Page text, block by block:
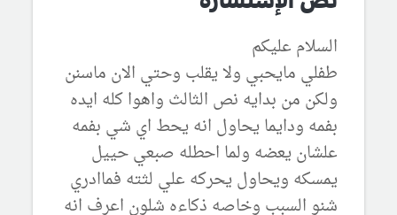
السلام عليكم
طفلي مايحبي ولا يقلب وحتي الان ماسنن
ولكن من بدايه نص الثالث واهوا كله ايده
بفمه ودايما يحاول انه يحط اي شي بفمه
علشان يعضه ولما احطله صبعي حييل
يمسكه ويحاول يحركه علي لثته فماادري
شنو السبب وخاصه ذكاءه شلون اعرف انه